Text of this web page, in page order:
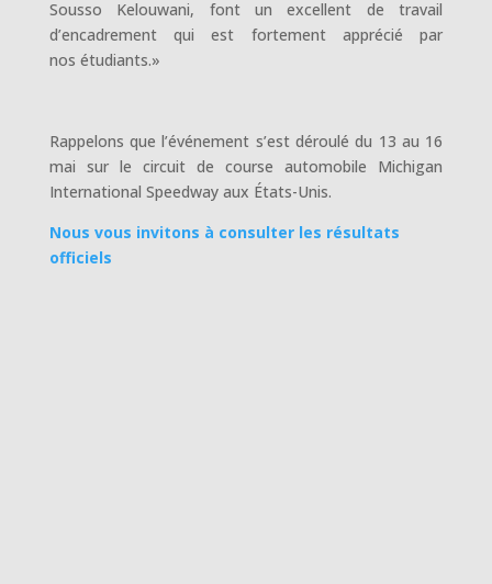
Sousso Kelouwani, font un excellent de travail
d’encadrement qui est fortement apprécié par
nos étudiants.»
Rappelons que l’événement s’est déroulé du 13 au 16
mai sur le circuit de course automobile Michigan
International Speedway aux États-Unis.
Nous vous invitons à consulter les résultats
officiels